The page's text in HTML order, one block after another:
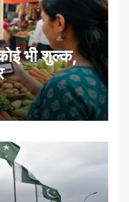
भी शुल्क,